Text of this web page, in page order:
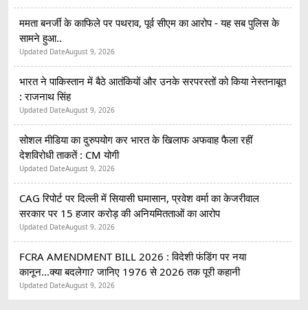
ममता बनर्जी के काफिले पर पथराव, पूर्व सीएम का आरोप - यह सब पुलिस के
सामने हुआ..
Updated DateAugust 9, 2026
भारत ने पाकिस्तान में बैठे आतंकियों और उनके सरपरस्तों को किया नेस्तनाबूत
: राजनाथ सिंह
Updated DateAugust 9, 2026
सोशल मीडिया का दुरुपयोग कर भारत के खिलाफ अफवाह फैला रहीं
देशविरोधी ताकतें : CM योगी
Updated DateAugust 9, 2026
CAG रिपोर्ट पर दिल्ली में सियासी घमासान, प्रवेश वर्मा का केजरीवाल
सरकार पर 15 हजार करोड़ की अनियमितताओं का आरोप
Updated DateAugust 9, 2026
FCRA AMENDMENT BILL 2026 : विदेशी फंडिंग पर नया
कानून...क्या बदलेगा? जानिए 1976 से 2026 तक पूरी कहानी
Updated DateAugust 9, 2026